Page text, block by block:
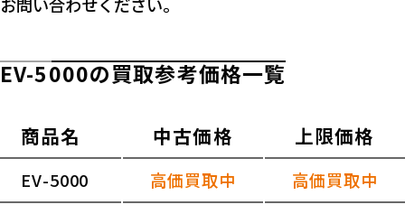
EV-5000の買取参考価格一覧
商品名 中古価格 上限価格
EV-5000 高価買取中 高価買取中